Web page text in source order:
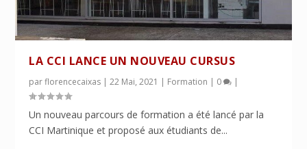
LA CCI LANCE UN NOUVEAU CURSUS
parflorencecaixas |22 Mai, 2021 | Formation | 0 |
Un nouveau parcours de formation a été lancé par la
CCI Martinique et proposé aux étudiants de...